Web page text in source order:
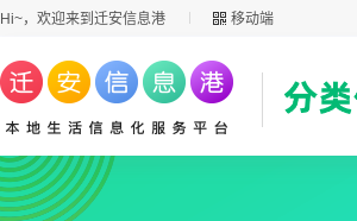
Hi~，欢迎来到迁安信息港 移动端